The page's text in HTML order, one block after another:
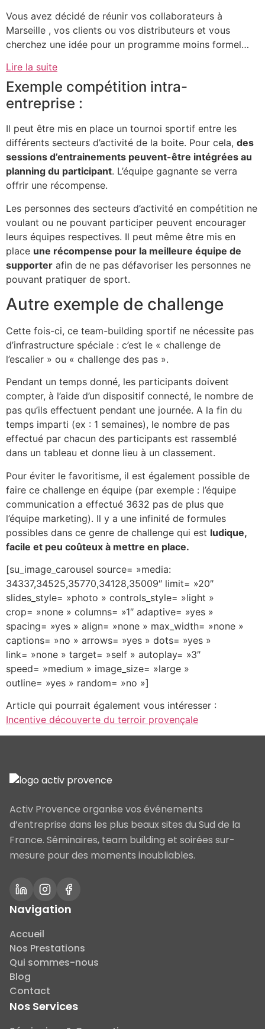
Vous avez décidé de réunir vos collaborateurs à
Marseille , vos clients ou vos distributeurs et vous
cherchez une idée pour un programme moins formel…
Lire la suite
Exemple compétition intra-
entreprise :
Il peut être mis en place un tournoi sportif entre les
différents secteurs d’activité de la boite. Pour cela, des
sessions d’entrainements peuvent-être intégrées au
planning du participant. L’équipe gagnante se verra
offrir une récompense.
Les personnes des secteurs d’activité en compétition ne
voulant ou ne pouvant participer peuvent encourager
leurs équipes respectives. Il peut même être mis en
place une récompense pour la meilleure équipe de
supporter afin de ne pas défavoriser les personnes ne
pouvant pratiquer de sport.
Autre exemple de challenge
Cette fois-ci, ce team-building sportif ne nécessite pas
d’infrastructure spéciale : c’est le « challenge de
l’escalier » ou « challenge des pas ».
Pendant un temps donné, les participants doivent
compter, à l’aide d’un dispositif connecté, le nombre de
pas qu’ils effectuent pendant une journée. A la fin du
temps imparti (ex : 1 semaines), le nombre de pas
effectué par chacun des participants est rassemblé
dans un tableau et donne lieu à un classement.
Pour éviter le favoritisme, il est également possible de
faire ce challenge en équipe (par exemple : l’équipe
communication a effectué 3632 pas de plus que
l’équipe marketing). Il y a une infinité de formules
possibles dans ce genre de challenge qui est ludique,
facile et peu coûteux à mettre en place.
[su_image_carousel source= »media:
34337,34525,35770,34128,35009″ limit= »20″
slides_style= »photo » controls_style= »light »
crop= »none » columns= »1″ adaptive= »yes »
spacing= »yes » align= »none » max_width= »none »
captions= »no » arrows= »yes » dots= »yes »
link= »none » target= »self » autoplay= »3″
speed= »medium » image_size= »large »
outline= »yes » random= »no »]
Article qui pourrait également vous intéresser :
Incentive découverte du terroir provençale
Activ Provence organise vos événements
d’entreprise dans les plus beaux sites du Sud de la
France. Séminaires, team building et soirées sur-
mesure pour des moments inoubliables.
Navigation
Accueil
Nos Prestations
Qui sommes-nous
Blog
Contact
Nos Services